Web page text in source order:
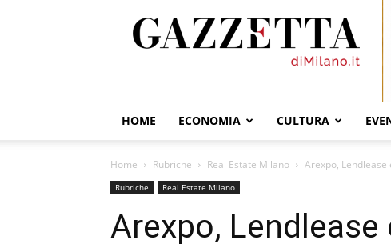
HOME ECONOMIA CULTURA
Home Rubriche Real Estate Milano Arexpo,
Rubriche Real Estate Milano
Arexpo,